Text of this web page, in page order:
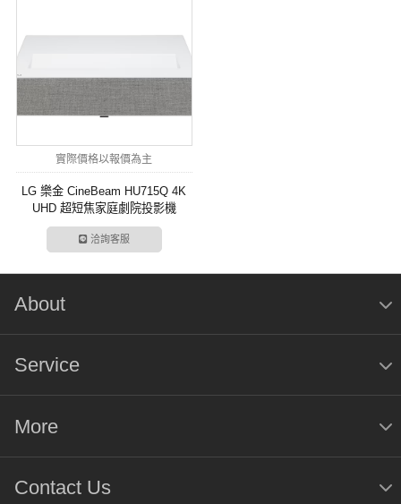
實際價格以報價為主
LG 樂金 CineBeam HU715Q 4K
UHD 超短焦家庭劇院投影機
洽詢客服
About
Service
More
Contact Us